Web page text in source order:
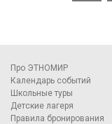
Про ЭТНОМИР
Календарь событий
Школьные туры
Детские лагеря
Правила бронирования